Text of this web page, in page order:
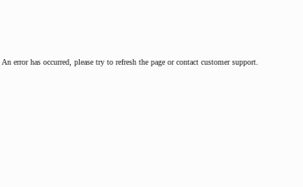
An error has occurred, please try to refresh the page or contact customer support.